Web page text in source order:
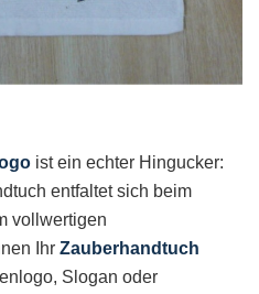
ist ein echter Hingucker:
entfaltet sich beim
vollwertigen
Ihr Zauberhandtuch
Slogan oder